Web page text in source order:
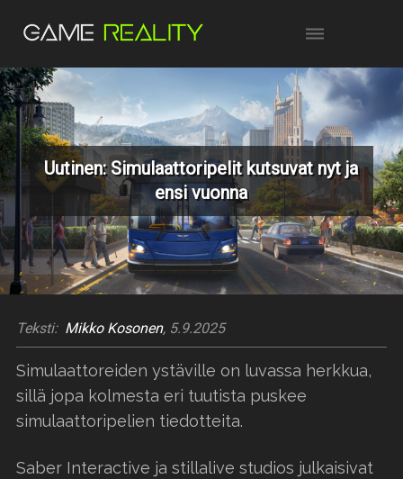
Uutinen: Simulaattoripelit kutsuvat nyt ja
ensi vuonna
Teksti: Mikko Kosonen, 5.9.2025
Simulaattoreiden ystäville on luvassa herkkua,
sillä jopa kolmesta eri tuutista puskee
simulaattoripelien tiedotteita.
Saber Interactive ja stillalive studios julkaisivat